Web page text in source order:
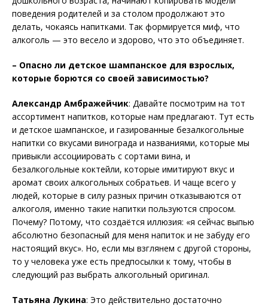
поведения родителей и за столом продолжают это
делать, чокаясь напитками. Так формируется миф, что
алкоголь — это весело и здорово, что это объединяет.
– Опасно ли детское шампанское для взрослых,
которые борются со своей зависимостью?
Александр Амбражейчик: Давайте посмотрим на тот
ассортимент напитков, которые нам предлагают. Тут есть
и детское шампанское, и газированные безалкогольные
напитки со вкусами винограда и названиями, которые мы
привыкли ассоциировать с сортами вина, и
безалкогольные коктейли, которые имитируют вкус и
аромат своих алкогольных собратьев. И чаще всего у
людей, которые в силу разных причин отказываются от
алкоголя, именно такие напитки пользуются спросом.
Почему? Потому, что создаётся иллюзия: «я сейчас выпью
абсолютно безопасный для меня напиток и не забуду его
настоящий вкус». Но, если мы взглянем с другой стороны,
то у человека уже есть предпосылки к тому, чтобы в
следующий раз выбрать алкогольный оригинал.
Татьяна Лукина: Это действительно достаточно